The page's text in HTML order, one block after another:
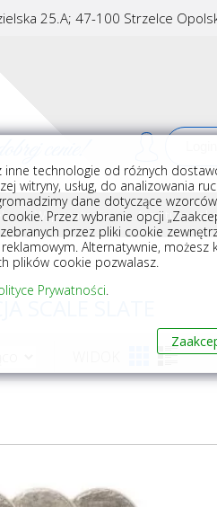
25.A; 47-100 Strzelce
Wyposażenie Armatura i
SCALE SLATE
technologie od różnych
witryny, usług, do analizowania
dane dotyczące
Przez wybranie opcji
przez pliki cookie
Alternatywnie, możesz
plików cookie pozwalasz.
Prywatności.